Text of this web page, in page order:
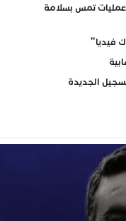
تمس بسلامة
فيديا”
الجديدة